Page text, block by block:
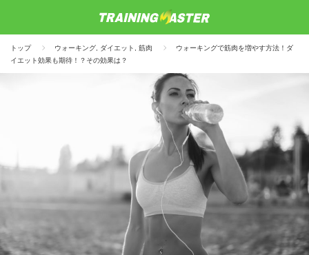
トップ ウォーキング ダイエット 筋肉
ウォーキングで筋肉を増やす方法！ダ
イエット効果も期待！？その効果は？